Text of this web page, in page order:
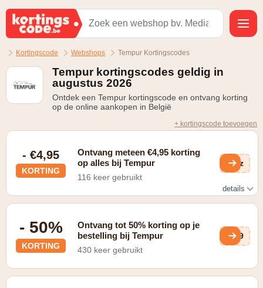
Kortingscode Webshops Tempur Kortingscodes
Tempur kortingscodes geldig in
augustus 2026
Ontdek een Tempur kortingscode en ontvang korting
op de online aankopen in België
+ kortingscode toevoegen
- €4,95
KORTING
Ontvang meteen €4,95 korting
op alles bij Tempur
116 keer gebruikt
aDz
details
- 50%
KORTING
Ontvang tot 50% korting op je
bestelling bij Tempur
430 keer gebruikt
Uv9